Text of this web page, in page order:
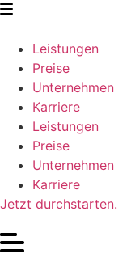
Zum
springenLeistungen
Preise
Unternehmen
Karriere
Leistungen
Preise
Unternehmen
Karriere
Jetzt durchstarten.